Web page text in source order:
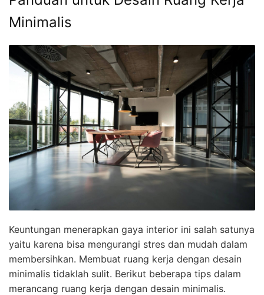
Minimalis
Keuntungan menerapkan gaya interior ini salah satunya
yaitu karena bisa mengurangi stres dan mudah dalam
membersihkan. Membuat ruang kerja dengan desain
minimalis tidaklah sulit. Berikut beberapa tips dalam
merancang ruang kerja dengan desain minimalis.